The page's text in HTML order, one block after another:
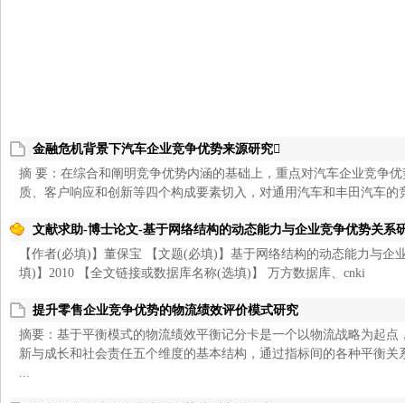
金融危机背景下汽车企业竞争优势来源研究
摘 要：在综合和阐明竞争优势内涵的基础上，重点对汽车企业竞争
质、客户响应和创新等四个构成要素切入，对通用汽车和丰田汽车
文献求助-博士论文-基于网络结构的动态能力与企业竞争优势关系
【作者(必填)】董保宝 【文题(必填)】基于网络结构的动态能力与企
填)】2010 【全文链接或数据库名称(选填)】 万方数据库、cnki
提升零售企业竞争优势的物流绩效评价模式研究
摘要：基于平衡模式的物流绩效平衡记分卡是一个以物流战略为起
新与成长和社会责任五个维度的基本结构，通过指标间的各种平衡
...